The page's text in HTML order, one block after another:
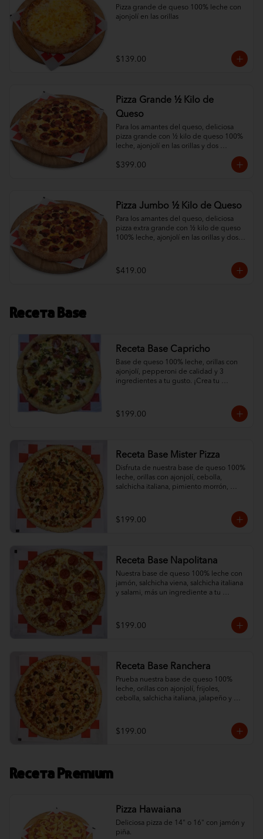
Pizza grande de queso 100% leche con
ajonjolí en las orillas
$139.00
Pizza Grande ½ Kilo de
Queso
Para los amantes del queso, deliciosa
pizza grande con ½ kilo de queso 100%
leche, ajonjolí en las orillas y dos
$399.00
Pizza Jumbo ½ Kilo de Queso
Para los amantes del queso, deliciosa
pizza extra grande con ½ kilo de queso
100% leche, ajonjolí en las orillas y dos
$419.00
Receta Base
Receta Base Capricho
Base de queso 100% leche, orillas con
ajonjolí, pepperoni de calidad y 3
ingredientes a tu gusto. ¡Crea tu
$199.00
Receta Base Mister Pizza
Disfruta de nuestra base de queso 100%
leche, orillas con ajonjolí, cebolla,
salchicha italiana, pimiento morrón,
$199.00
Receta Base Napolitana
Nuestra base de queso 100% leche con
jamón, salchicha viena, salchicha italiana
y salami, más un ingrediente a tu
$199.00
Receta Base Ranchera
Prueba nuestra base de queso 100%
leche, orillas con ajonjolí, frijoles,
cebolla, salchicha italiana, jalapeño y
$199.00
Receta Premium
Pizza Hawaiana
Deliciosa pizza de 14" o 16" con jamón y
piña.